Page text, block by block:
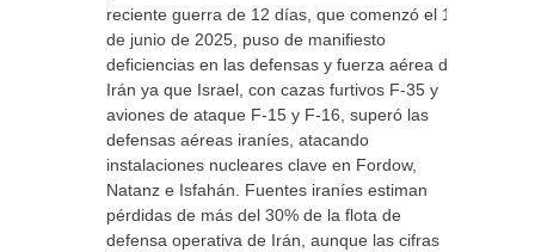
reciente guerra de 12 días, que comenzó el 13
de junio de 2025, puso de manifiesto
deficiencias en las defensas y fuerza aérea de
Irán ya que Israel, con cazas furtivos F-35 y
aviones de ataque F-15 y F-16, superó las
defensas aéreas iraníes, atacando
instalaciones nucleares clave en Fordow,
Natanz e Isfahán. Fuentes iraníes estiman
pérdidas de más del 30% de la flota de
defensa operativa de Irán, aunque las cifras